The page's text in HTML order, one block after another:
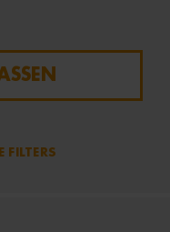
FILTERS